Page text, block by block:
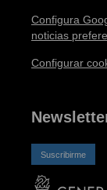
Configura
noticias
Configurar
Suscribirme